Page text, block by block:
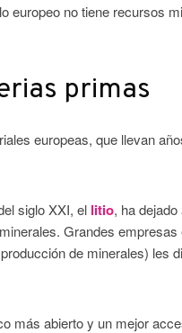
europeo no tiene recursos
primas
europeas, que llevan
siglo XXI, el litio, ha
Grandes
de minerales) les
más abierto y un mejor